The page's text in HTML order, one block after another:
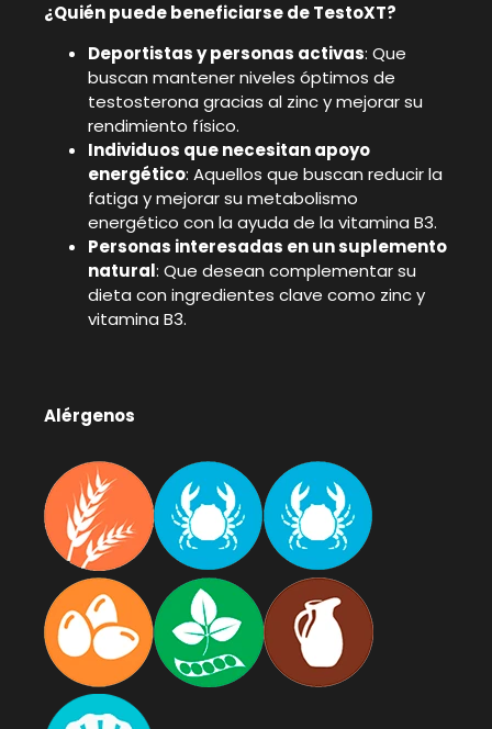
¿Quién puede beneficiarse de TestoXT?
Deportistas y personas activas: Que
buscan mantener niveles óptimos de
testosterona gracias al zinc y mejorar su
rendimiento físico.
Individuos que necesitan apoyo
energético: Aquellos que buscan reducir la
fatiga y mejorar su metabolismo
energético con la ayuda de la vitamina B3.
Personas interesadas en un suplemento
natural: Que desean complementar su
dieta con ingredientes clave como zinc y
vitamina B3.
Alérgenos